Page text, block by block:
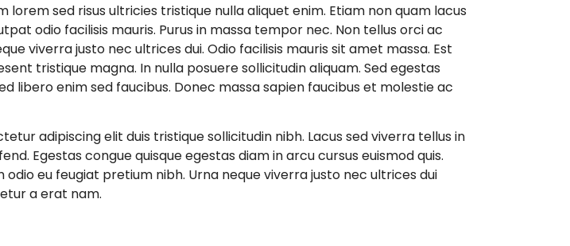
sed risus ultricies tristique nulla aliquet enim. Etiam non quam lacus
odio facilisis mauris. Purus in massa tempor nec. Non tellus orci ac
viverra justo nec ultrices dui. Odio facilisis mauris sit amet massa. Est
tristique magna. In nulla posuere sollicitudin aliquam. Sed egestas
libero enim sed faucibus. Donec massa sapien faucibus et molestie ac
adipiscing elit duis tristique sollicitudin nibh. Lacus sed viverra tellus in
Egestas congue quisque egestas diam in arcu cursus euismod quis.
eu feugiat pretium nibh. Urna neque viverra justo nec ultrices dui
a erat nam.